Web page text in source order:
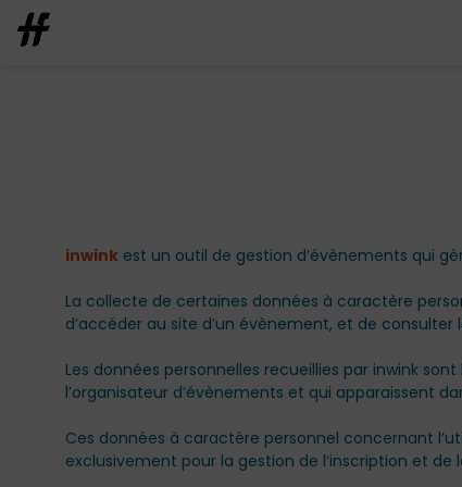
inwink est un outil de gestion d’évènements qui
La collecte de certaines données à caractère
d’accéder au site d’un évènement, et de
Les données personnelles recueillies par inwink
l’organisateur d’évènements et qui apparaissent
Ces données à caractère personnel concernant
exclusivement pour la gestion de l’inscription et